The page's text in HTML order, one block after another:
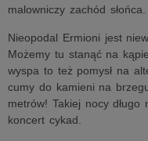
malowniczy zachód słońca.
Nieopodal Ermioni jest
Możemy tu stanąć na
wyspa to też pomysł na
cumy do kamieni na
metrów! Takiej nocy
koncert cykad.